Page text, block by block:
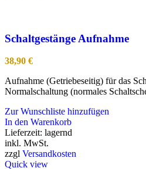
Schaltgestänge Aufnahme
38,90 €
Aufnahme (Getriebeseitig) für das
Normalschaltung (normales
Zur Wunschliste hinzufügen
In den Warenkorb
Lieferzeit: lagernd
inkl. MwSt.
zzgl Versandkosten
Quick view